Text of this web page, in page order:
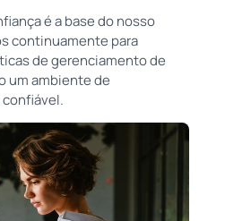
é a base do nosso
continuamente para
de gerenciamento de
um ambiente de